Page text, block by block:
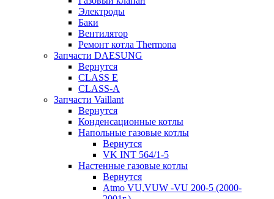
Электроды
Баки
Вентилятор
Ремонт котла Thermona
Запчасти DAESUNG
Вернутся
CLASS E
CLASS-A
Запчасти Vaillant
Вернутся
Конденсационные котлы
Напольные газовые котлы
Вернутся
VK INT 564/1-5
Настенные газовые котлы
Вернутся
Atmo VU,VUW -VU 200-5 (2000-